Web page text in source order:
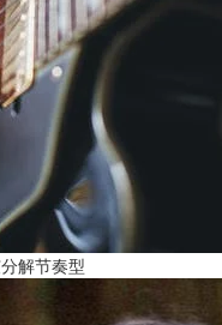
解节奏型